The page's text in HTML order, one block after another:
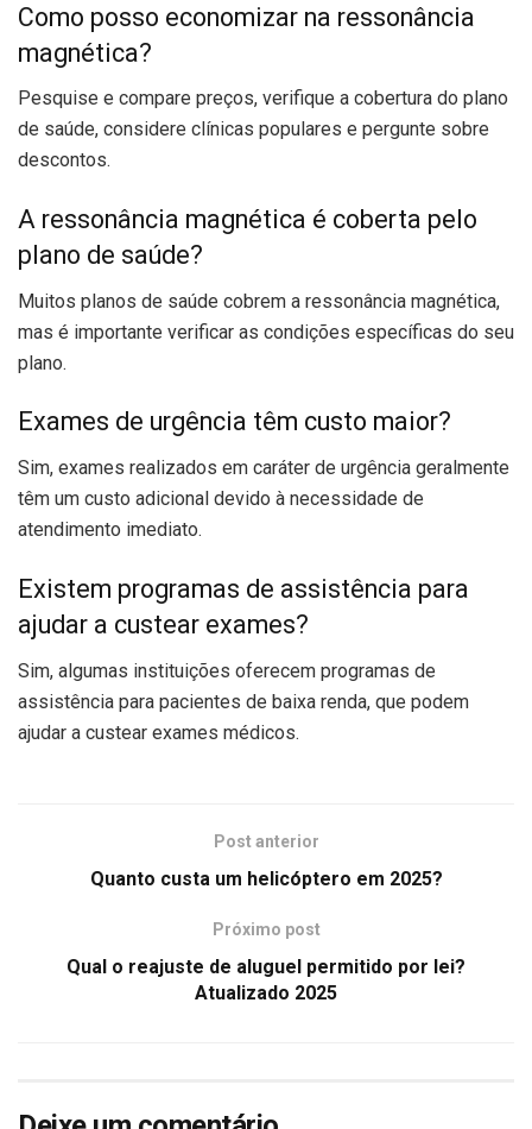
Como posso economizar na ressonância
magnética?
Pesquise e compare preços, verifique a cobertura do plano
de saúde, considere clínicas populares e pergunte sobre
descontos.
A ressonância magnética é coberta pelo
plano de saúde?
Muitos planos de saúde cobrem a ressonância magnética,
mas é importante verificar as condições específicas do seu
plano.
Exames de urgência têm custo maior?
Sim, exames realizados em caráter de urgência geralmente
têm um custo adicional devido à necessidade de
atendimento imediato.
Existem programas de assistência para
ajudar a custear exames?
Sim, algumas instituições oferecem programas de
assistência para pacientes de baixa renda, que podem
ajudar a custear exames médicos.
Post anterior
Quanto custa um helicóptero em 2025?
Próximo post
Qual o reajuste de aluguel permitido por lei?
Atualizado 2025